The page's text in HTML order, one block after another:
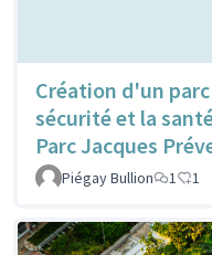
Création d'un
sécurité et la
Parc Jacques
Piégay Bullion
1 1